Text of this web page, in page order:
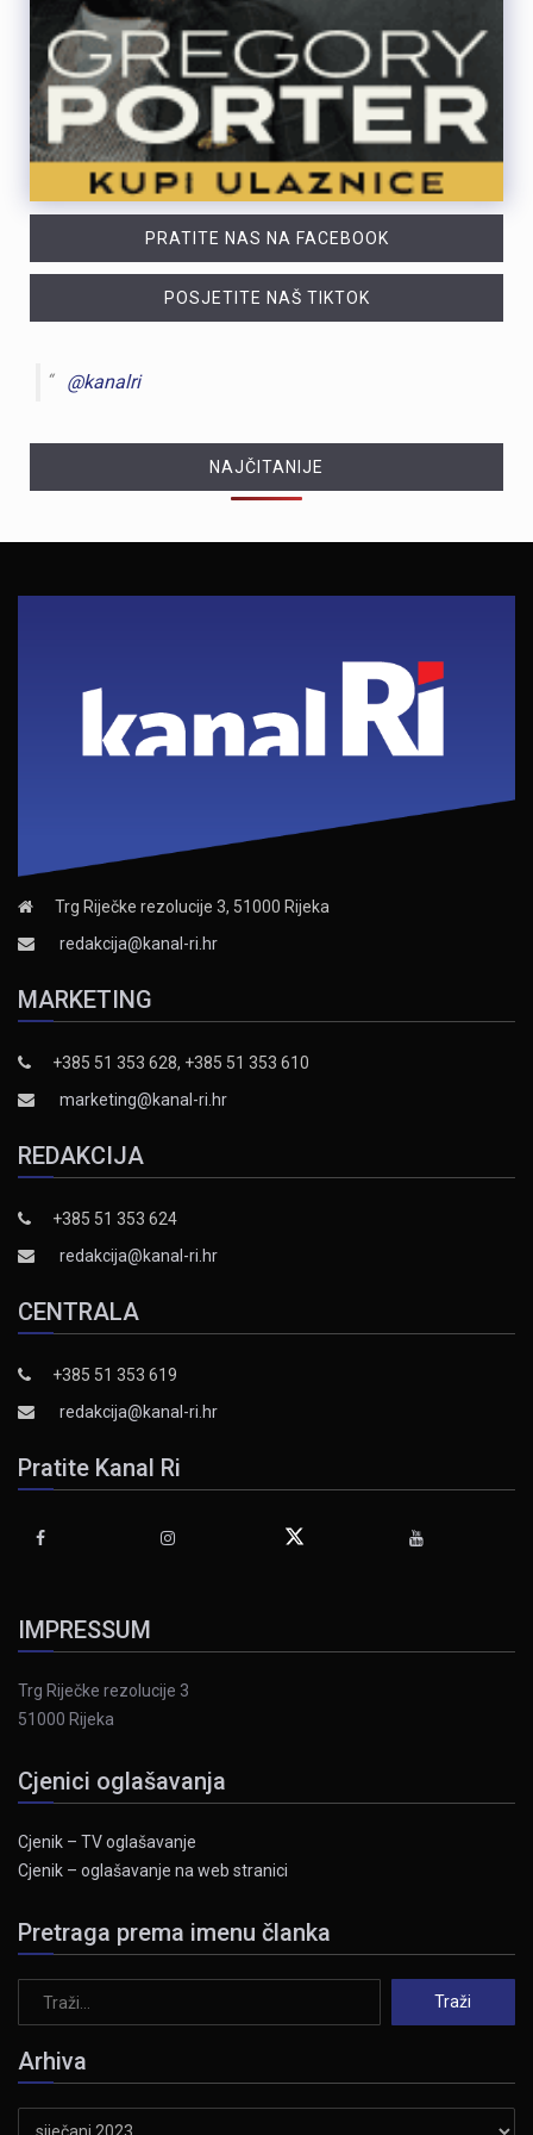
PRATITE NAS NA FACEBOOK
POSJETITE NAŠ TIKTOK
@kanalri
NAJČITANIJE
Trg Riječke rezolucije 3, 51000 Rijeka
redakcija@kanal-ri.hr
MARKETING
+385 51 353 628, +385 51 353 610
marketing@kanal-ri.hr
REDAKCIJA
+385 51 353 624
redakcija@kanal-ri.hr
CENTRALA
+385 51 353 619
redakcija@kanal-ri.hr
Pratite Kanal Ri
IMPRESSUM
Trg Riječke rezolucije 3
51000 Rijeka
Cjenici oglašavanja
Cjenik – TV oglašavanje
Cjenik – oglašavanje na web stranici
Pretraga prema imenu članka
Arhiva